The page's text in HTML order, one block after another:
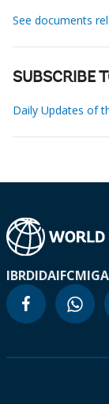
See documents
SUBSCRIBE
Daily Updates of
IBRDIDAIFCMIGA